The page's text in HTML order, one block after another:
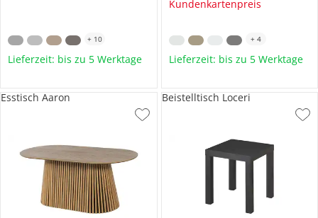
+ 10
Lieferzeit: bis zu 5 Werktage
Kundenkartenpreis
+ 4
Lieferzeit: bis zu 5 Werktage
Esstisch Aaron Beistelltisch Loceri